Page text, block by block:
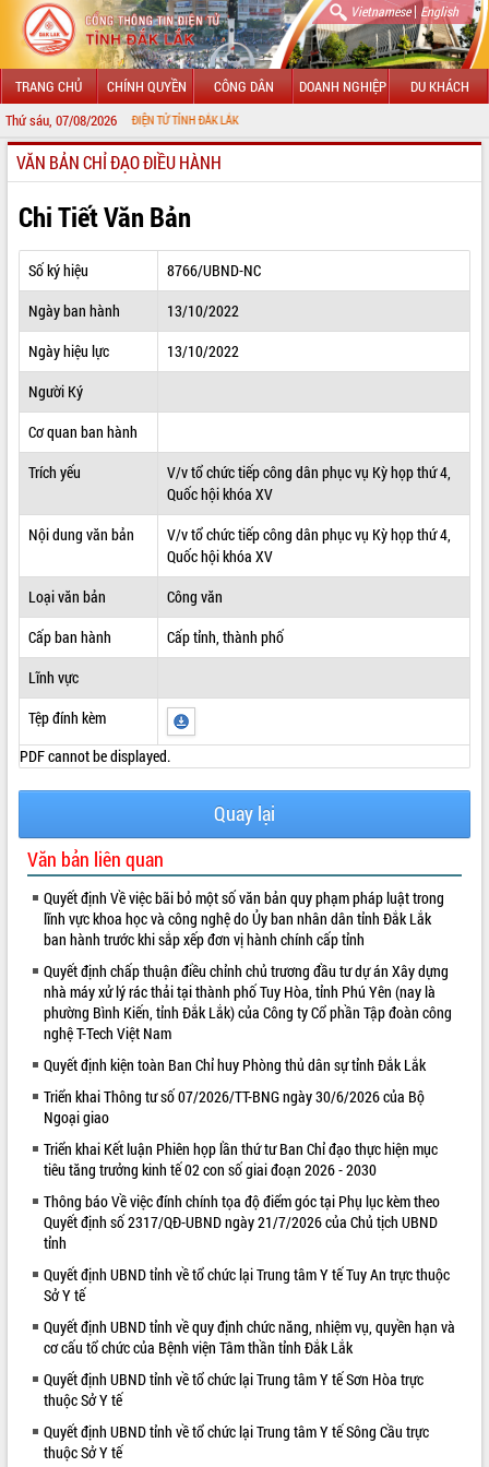
Vietnamese| English
TRANG CHỦ CHÍNH QUYỀN CÔNG DÂN DOANH NGHIỆP DU KHÁCH
Thứ sáu, 07/08/2026
THÔNG TIN ĐIỆN TỬ TỈNH ĐẮK LẮK
GIỚI THIỆU
LÃNH ĐẠO UBND TỈNH
TIN TỨC SỰ KIỆN
SỞ, BAN, NGÀNH
THÔNG TIN CHỈ ĐẠO ĐIỀU HÀNH
HỆ THỐNG VĂN BẢN
VĂN BẢN HĐND TỈNH
ĐIỂM TIN VĂN BẢN
VIDEO
Khám bệnh, cấp phát thuốc miễn phí
và tặng quà người dân xã Cư Pui
Hội nghị UBND tỉnh Đắk Lắk thường kỳ
tháng 7/2026
Lễ truy tặng danh hiệu “Bà Mẹ Việt
Nam Anh hùng” và trao Huân chương
UBND tỉnh Đắk Lắk triển khai nhiệm
vụ 6 tháng cuối năm 2026
Kỳ họp thứ Hai, Hội đồng nhân dân
ALBUM ẢNH
VĂN BẢN CHỈ ĐẠO ĐIỀU HÀNH
Chi Tiết Văn Bản
Số ký hiệu
8766/UBND-NC
Ngày ban hành
13/10/2022
Ngày hiệu lực
13/10/2022
Người Ký
Cơ quan ban hành
Trích yếu
V/v tổ chức tiếp công dân phục vụ Kỳ họp thứ 4,
Quốc hội khóa XV
Nội dung văn bản
V/v tổ chức tiếp công dân phục vụ Kỳ họp thứ 4,
Quốc hội khóa XV
Loại văn bản
Công văn
Cấp ban hành
Cấp tỉnh, thành phố
Lĩnh vực
Tệp đính kèm
PDF cannot be displayed.
Quay lại
Văn bản liên quan
Quyết định Về việc bãi bỏ một số văn bản quy phạm pháp luật trong
lĩnh vực khoa học và công nghệ do Ủy ban nhân dân tỉnh Đắk Lắk
ban hành trước khi sắp xếp đơn vị hành chính cấp tỉnh
Quyết định chấp thuận điều chỉnh chủ trương đầu tư dự án Xây dựng
nhà máy xử lý rác thải tại thành phố Tuy Hòa, tỉnh Phú Yên (nay là
phường Bình Kiến, tỉnh Đắk Lắk) của Công ty Cổ phần Tập đoàn công
nghệ T-Tech Việt Nam
Quyết định kiện toàn Ban Chỉ huy Phòng thủ dân sự tỉnh Đắk Lắk
Triển khai Thông tư số 07/2026/TT-BNG ngày 30/6/2026 của Bộ
Ngoại giao
Triển khai Kết luận Phiên họp lần thứ tư Ban Chỉ đạo thực hiện mục
tiêu tăng trưởng kinh tế 02 con số giai đoạn 2026 - 2030
Thông báo Về việc đính chính tọa độ điểm góc tại Phụ lục kèm theo
Quyết định số 2317/QĐ-UBND ngày 21/7/2026 của Chủ tịch UBND
tỉnh
Quyết định UBND tỉnh về tổ chức lại Trung tâm Y tế Tuy An trực thuộc
Sở Y tế
Quyết định UBND tỉnh về quy định chức năng, nhiệm vụ, quyền hạn và
cơ cấu tổ chức của Bệnh viện Tâm thần tỉnh Đắk Lắk
Quyết định UBND tỉnh về tổ chức lại Trung tâm Y tế Sơn Hòa trực
thuộc Sở Y tế
Quyết định UBND tỉnh về tổ chức lại Trung tâm Y tế Sông Cầu trực
thuộc Sở Y tế